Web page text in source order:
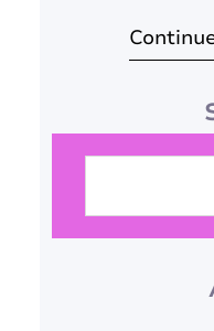
Mas a
beleza